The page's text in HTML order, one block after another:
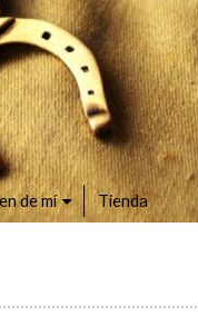
de mí Tienda